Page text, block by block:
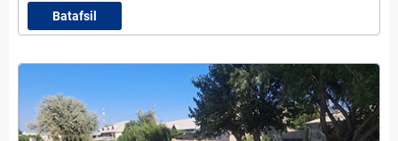
Batafsil